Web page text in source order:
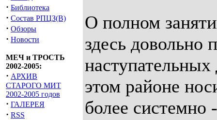
· Библиотека
· Состав РПЦЗ(В)
· Обзоры
· Новости
МЕЧ и ТРОСТЬ
2002-2005:
· АРХИВ
СТАРОГО МИТ
2002-2005 годов
· ГАЛЕРЕЯ
· RSS
О полном
здесь довольно
этом районе
более системно